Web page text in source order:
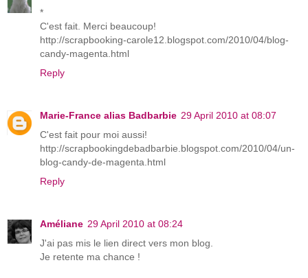
*
C'est fait. Merci beaucoup!
http://scrapbooking-carole12.blogspot.com/2010/04/blog-
candy-magenta.html
Reply
Marie-France alias Badbarbie 29 April 2010 at 08:07
C'est fait pour moi aussi!
http://scrapbookingdebadbarbie.blogspot.com/2010/04/un-
blog-candy-de-magenta.html
Reply
Améliane 29 April 2010 at 08:24
J'ai pas mis le lien direct vers mon blog.
Je retente ma chance !